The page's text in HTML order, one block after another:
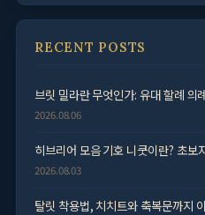
RECENT POSTS
브릿 밀라란 무엇인가: 유대 할례 의
2026.08.06
히브리어 모음 기호 니쿳이란? 초보
2026.08.03
탈릿 착용법, 치치트와 축복문까지